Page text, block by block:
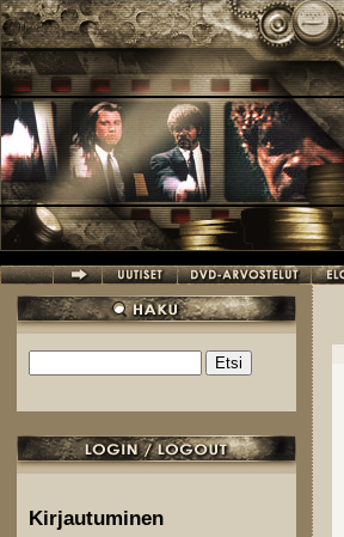
Hyppää pääsisältöön
Hakulomake
Kirjautuminen